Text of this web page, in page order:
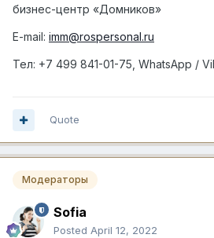
бизнес-центр «Домников»
E-mail: imm@rospersonal.ru
Тел: +7 499 841-01-75, WhatsApp /
Quote
Модераторы
Sofia
Posted April 12, 2022